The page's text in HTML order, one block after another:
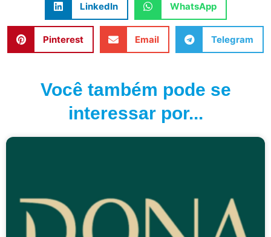
LinkedIn WhatsApp
Pinterest Email Telegram
Você também pode se
interessar por...